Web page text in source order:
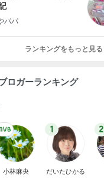
パパ
ランキングをもっと見る
ロガーランキング
小林麻央
1
だいたひかる
2